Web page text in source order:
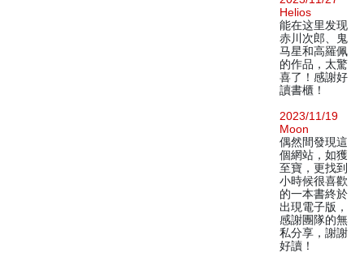
Helios
能在这里发现
赤川次郎、鬼
马星和高羅佩
的作品，太驚
喜了！感謝好
讀書櫃！
2023/11/19
Moon
偶然間發現這
個網站，如獲
至寶，更找到
小時候很喜歡
的一本書終於
出現電子版，
感謝團隊的無
私分享，謝謝
好讀！